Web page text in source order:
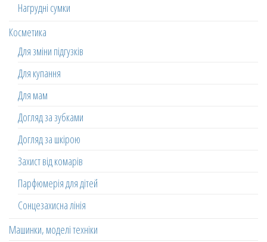
Нагрудні сумки
Косметика
Для зміни підгузків
Для купання
Для мам
Догляд за зубками
Догляд за шкірою
Захист від комарів
Парфюмерія для дітей
Сонцезахисна лінія
Машинки, моделі техніки